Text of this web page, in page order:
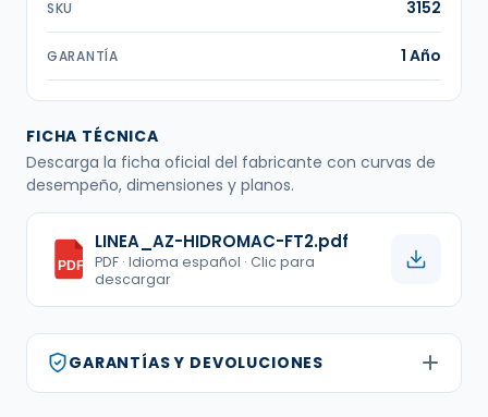
SKU 3152
GARANTÍA 1 Año
FICHA TÉCNICA
Descarga la ficha oficial del fabricante con curvas de
desempeño, dimensiones y planos.
PDF
LINEA_AZ-HIDROMAC-FT2.pdf
PDF · Idioma español · Clic para
descargar
GARANTÍAS Y DEVOLUCIONES